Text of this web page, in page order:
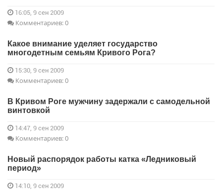
16:05, 9 сен 2009
Комментариев: 0
Какое внимание уделяет государство
многодетным семьям Кривого Рога?
15:30, 9 сен 2009
Комментариев: 0
В Кривом Роге мужчину задержали с самодельной
винтовкой
14:47, 9 сен 2009
Комментариев: 0
Новый распорядок работы катка «Ледниковый
период»
14:10, 9 сен 2009